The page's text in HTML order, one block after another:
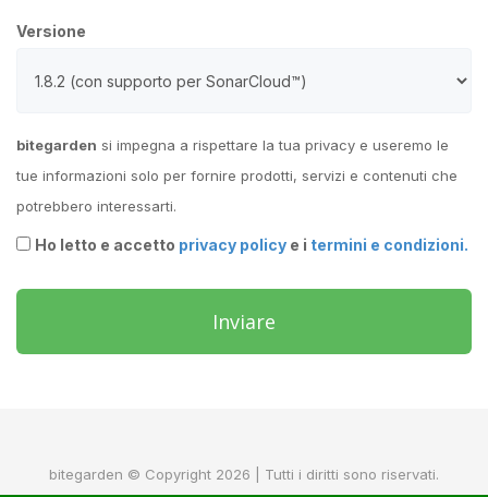
Versione
bitegarden si impegna a rispettare la tua privacy e useremo le
tue informazioni solo per fornire prodotti, servizi e contenuti che
potrebbero interessarti.
Ho letto e accetto privacy policy e i termini e condizioni.
Inviare
bitegarden © Copyright 2026 | Tutti i diritti sono riservati.